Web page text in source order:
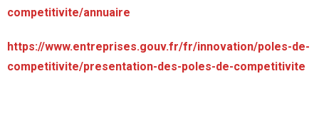
competitivite/annuaire
https://www.entreprises.gouv.fr/fr/innovation/poles-de-
competitivite/presentation-des-poles-de-competitivite